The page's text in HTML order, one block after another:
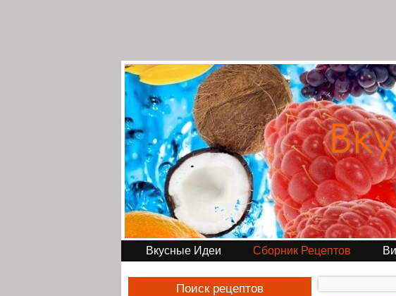
Вкусные Идеи Сборник Рецептов
Поиск рецептов